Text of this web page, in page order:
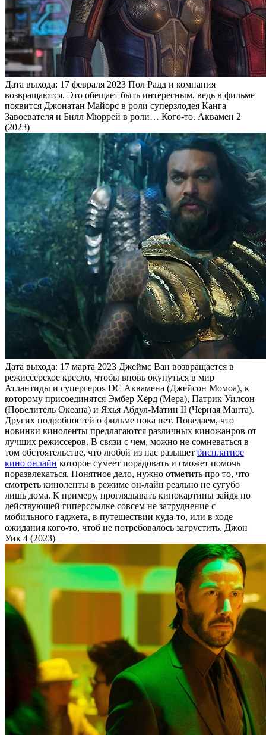
Дата выхода: 17 февраля 2023 Пол Радд и компания
возвращаются. Это обещает быть интересным, ведь в фильме
появится Джонатан Майорс в роли суперзлодея Канга
Завоевателя и Билл Мюррей в роли… Кого-то. Аквамен 2
(2023)
Дата выхода: 17 марта 2023 Джеймс Ван возвращается в
режиссерское кресло, чтобы вновь окунуться в мир
Атлантиды и супергероя DC Аквамена (Джейсон Момоа), к
которому присоединятся Эмбер Хёрд (Мера), Патрик Уилсон
(Повелитель Океана) и Яхья Абдул-Матин II (Черная Манта).
Других подробностей о фильме пока нет. Поведаем, что
новинки киноленты предлагаются различных киножанров от
лучших режиссеров. В связи с чем, можно не сомневаться в
том обстоятельстве, что любой из нас разыщет бисплатное
кино онлайн которое сумеет порадовать и сможет помочь
поразвлекаться. Понятное дело, нужно отметить про то, что
смотреть киноленты в режиме он-лайн реально не сугубо
лишь дома. К примеру, проглядывать кинокартины зайдя по
действующей гиперссылке совсем не затруднение с
мобильного гаджета, в путешествии куда-то, или в ходе
ожидания кого-то, чтоб не потребовалось загрустить. Джон
Уик 4 (2023)